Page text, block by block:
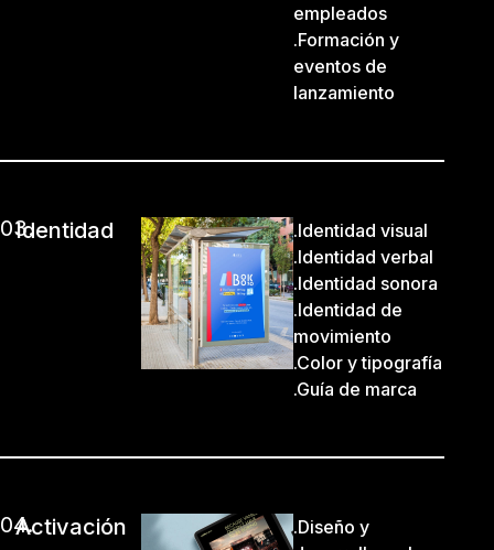
empleados
.Formación y
eventos de
lanzamiento
03.
Identidad
.Identidad visual
.Identidad verbal
.Identidad sonora
.Identidad de
movimiento
.Color y tipografía
.Guía de marca
04.Activación
.Diseño y